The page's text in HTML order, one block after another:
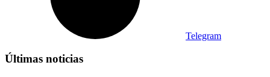
Telegram
Últimas noticias